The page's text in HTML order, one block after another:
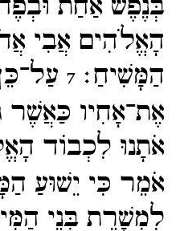
הָאֱלֹהִים אֲבִי
הַמָּשִׁיחַ׃7
אֶת־​אָחִיו
אֹתָנוּ לִכְבוֹד
אֹמֵר כִּי יֵשׁוּעַ
לִמְשָׁרֵת בְּנֵי